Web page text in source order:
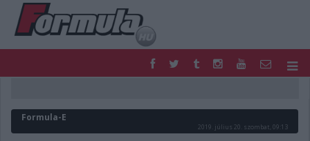
FORMULA
MOTOR
Formula-E
2019. július 20. szombat, 09:13